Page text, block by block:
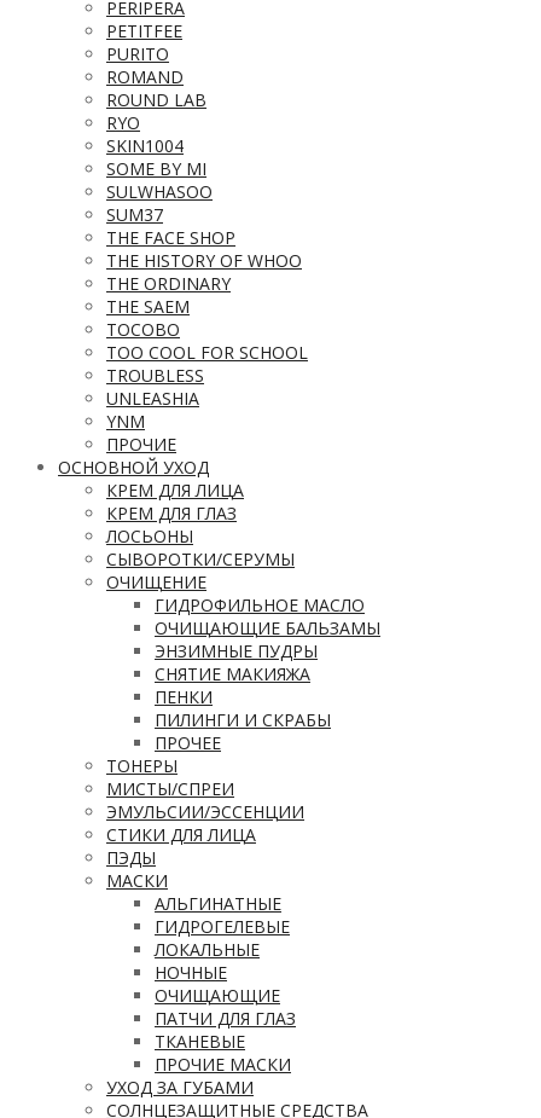
PERIPERA
PETITFEE
PURITO
ROMAND
ROUND LAB
RYO
SKIN1004
SOME BY MI
SULWHASOO
SUM37
THE FACE SHOP
THE HISTORY OF WHOO
THE ORDINARY
THE SAEM
TOCOBO
TOO COOL FOR SCHOOL
TROUBLESS
UNLEASHIA
YNM
ПРОЧИЕ
ОСНОВНОЙ УХОД
КРЕМ ДЛЯ ЛИЦА
КРЕМ ДЛЯ ГЛАЗ
ЛОСЬОНЫ
СЫВОРОТКИ/СЕРУМЫ
ОЧИЩЕНИЕ
ГИДРОФИЛЬНОЕ МАСЛО
ОЧИЩАЮЩИЕ БАЛЬЗАМЫ
ЭНЗИМНЫЕ ПУДРЫ
СНЯТИЕ МАКИЯЖА
ПЕНКИ
ПИЛИНГИ И СКРАБЫ
ПРОЧЕЕ
ТОНЕРЫ
МИСТЫ/СПРЕИ
ЭМУЛЬСИИ/ЭССЕНЦИИ
СТИКИ ДЛЯ ЛИЦА
ПЭДЫ
МАСКИ
АЛЬГИНАТНЫЕ
ГИДРОГЕЛЕВЫЕ
ЛОКАЛЬНЫЕ
НОЧНЫЕ
ОЧИЩАЮЩИЕ
ПАТЧИ ДЛЯ ГЛАЗ
ТКАНЕВЫЕ
ПРОЧИЕ МАСКИ
УХОД ЗА ГУБАМИ
СОЛНЦЕЗАЩИТНЫЕ СРЕДСТВА